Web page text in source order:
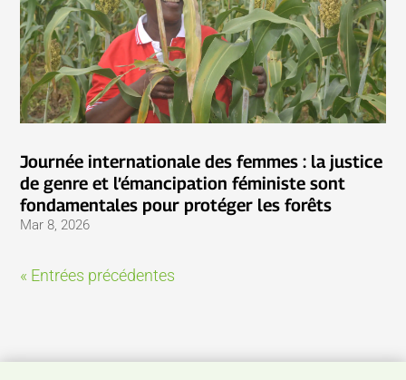
Journée internationale des femmes : la justice
de genre et l’émancipation féministe sont
fondamentales pour protéger les forêts
Mar 8, 2026
« Entrées précédentes